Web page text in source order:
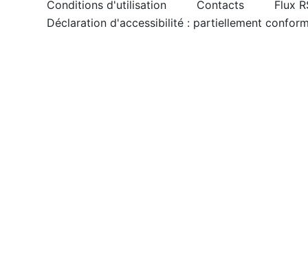
Conditions d'utilisation Contacts
Flux
Déclaration d'accessibilité : partiellement